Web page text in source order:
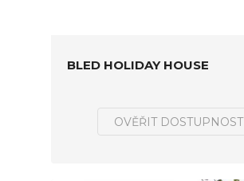
BLED HOLIDAY HOUSE
OVĚŘIT DOSTUPNOST